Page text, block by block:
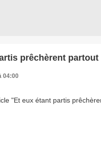
prêchèrent partout
04:00